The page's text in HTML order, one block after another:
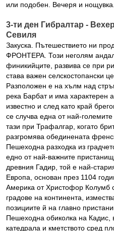
или подобен. Вечеря и нощувка.
3-ти ден Гибралтар -
Севиля
Закуска. Пътешествието ни
ФРОНТЕРА. Този неголям
финикийците, развива се при
става важен селскостопански
Разположен е на хълм над
река Барбат и има характерен
известно и след като край
се случва една от най-
тази при Трафалгар, когато
разгромява обединената
Пешеходна разходка из
едно от най-важните
древния Гадир, той е най-
Европа, основан през 1104
Америка от Христофор Колумб
градове на континента,
позициите й на главно
Пешеходна обиколка на Кадис,
катедрала и кметството сред